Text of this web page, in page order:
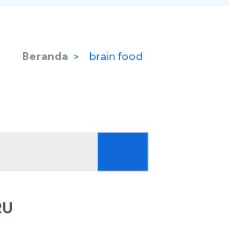
Beranda > brain food
untuk: